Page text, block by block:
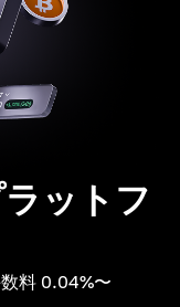
ットフ
料 0.04%〜